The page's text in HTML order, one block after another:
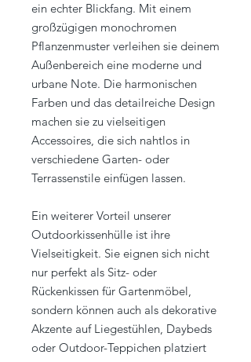
ein echter Blickfang. Mit einem
großzügigen monochromen
Pflanzenmuster verleihen sie deinem
Außenbereich eine moderne und
urbane Note. Die harmonischen
Farben und das detailreiche Design
machen sie zu vielseitigen
Accessoires, die sich nahtlos in
verschiedene Garten- oder
Terrassenstile einfügen lassen.
Ein weiterer Vorteil unserer
Outdoorkissenhülle ist ihre
Vielseitigkeit. Sie eignen sich nicht
nur perfekt als Sitz- oder
Rückenkissen für Gartenmöbel,
sondern können auch als dekorative
Akzente auf Liegestühlen, Daybeds
oder Outdoor-Teppichen platziert